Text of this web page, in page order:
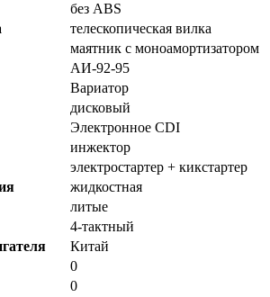
без ABS
телескопическая вилка
маятник с моноамортизатором
АИ-92-95
Вариатор
дисковый
Электронное CDI
инжектор
электростартер + кикстартер
жидкостная
литые
4-тактный
Китай
0
0